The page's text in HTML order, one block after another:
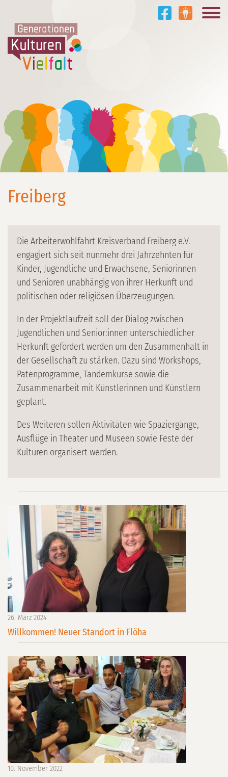
Freiberg
Die Arbeiterwohlfahrt Kreisverband Freiberg e.V.
engagiert sich seit nunmehr drei Jahrzehnten für
Kinder, Jugendliche und Erwachsene, Seniorinnen
und Senioren unabhängig von ihrer Herkunft und
politischen oder religiösen Überzeugungen.
In der Projektlaufzeit soll der Dialog zwischen
Jugendlichen und Senior:innen unterschiedlicher
Herkunft gefördert werden um den Zusammenhalt in
der Gesellschaft zu stärken. Dazu sind Workshops,
Patenprogramme, Tandemkurse sowie die
Zusammenarbeit mit Künstlerinnen und Künstlern
geplant.
Des Weiteren sollen Aktivitäten wie Spaziergänge,
Ausflüge in Theater und Museen sowie Feste der
Kulturen organisert werden.
26. März 2024
Willkommen! Neuer Standort in Flöha
10. November 2022